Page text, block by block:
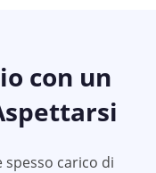
con un
carico di